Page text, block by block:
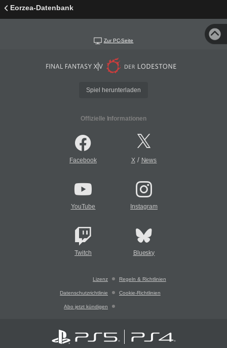
Eorzea-Datenbank
Zur PC-Seite
Spiel herunterladen
Offizielle Informationen
Facebook X/ News
YouTube Instagram
Twitch Bluesky
Lizenz Regeln & Richtlinien
Datenschutzrichtlinie Cookie-Richtlinien
Abo jetzt kündigen